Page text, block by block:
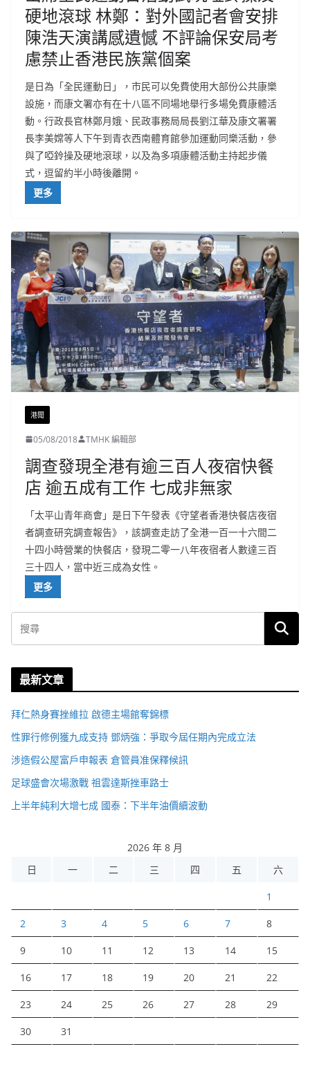
硬地滾球 林鄭：對外國記者會安排
陳浩天演講感遺憾 不評論保安局考
慮禁止香港民族黨個案
是日為「全民運動日」，市民可以免費使用大部份公共康樂
設施，而康文署亦有在十八區不同場地舉行多場免費康體活
動。行政長官林鄭月娥、民政事務局局長劉江華及康文署署
長李美嫦等人下午到青衣西南體育館參加運動同樂活動，參
與了啞鈴操及硬地滾球，以及為多項康體活動主持起步儀
式，逗留約半小時後離開。
更多
港聞
05/08/2018 TMHK 編輯部
調查發現全港有逾三百人夜宿快餐
店 逾五成有工作 七成非無家
「太平山青年商會」是日下午發表《守望者香港快餐店夜宿
者調查研究調查報告》，該調查走訪了全港一百一十六間二
十四小時營業的快餐店，發現二零一八年夜宿者人數達三百
三十四人，當中近三成為女性。
更多
最新文章
拜仁熱身賽挫維拉 啟德主場館奪錦標
性罪行修例獲九成支持 鄧炳強：爭取今屆任期內完成立法
涉造假公屋富戶申報表 倉管員准保釋候訊
足球盛會次場激戰 祖雲達斯挫車路士
上半年純利大增七成 國泰：下半年油價續波動
2026 年 8 月
日
一 二 三 四 五 六
1
2 3 4 5 6 7 8
9 10 11 12 13 14 15
16 17 18 19 20 21 22
23 24 25 26 27 28 29
30 31